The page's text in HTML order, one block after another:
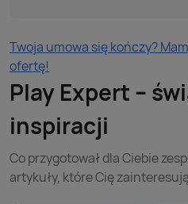
Twoja umowa się kończy?
ofertę!
Play Expert –
inspiracji
Co przygotował dla Ciebie
artykuły, które Cię